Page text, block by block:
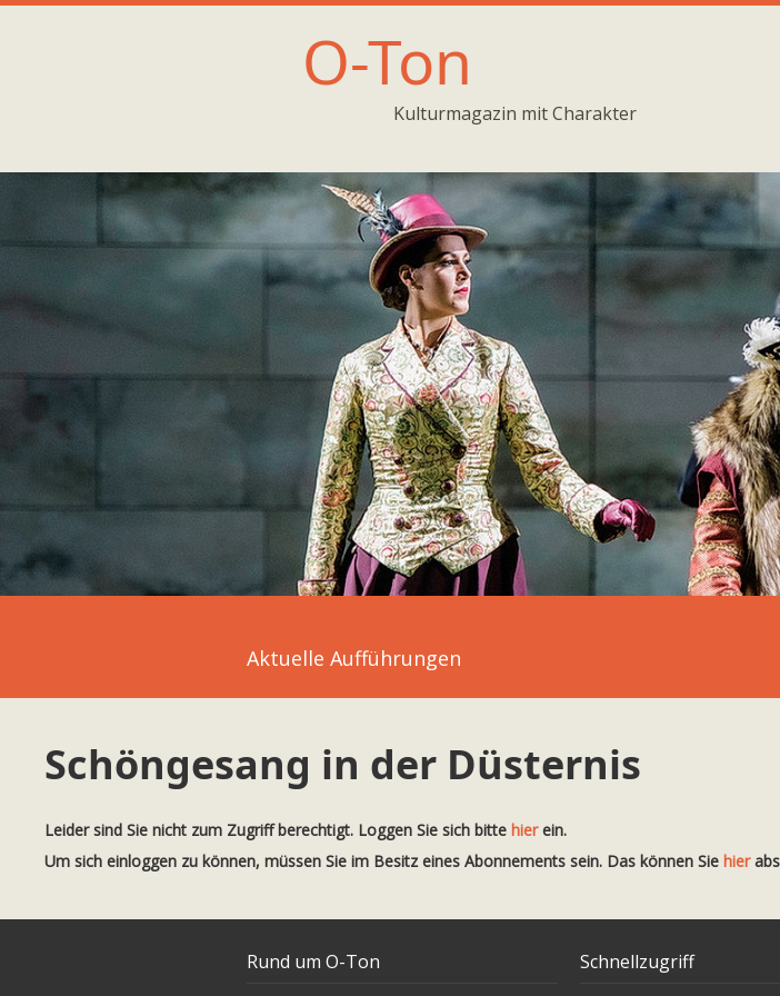
O-Ton
Kulturmagazin mit Charakter
Aktuelle Aufführungen
Schöngesang in der Düsternis
Leider sind Sie nicht zum Zugriff berechtigt. Loggen Sie sich bitte hierein.
Um sich einloggen zu können, müssen Sie im Besitz eines Abonnements sein. Das können Sie hier
Rund um O-Ton Schnellzugriff